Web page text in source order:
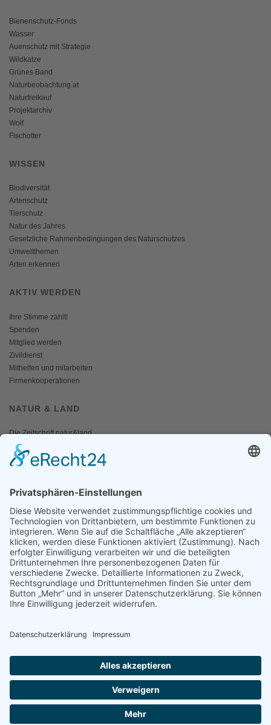
Bienenschutz-Fonds
Wasser
Auenschutz mit Strategie
Wildkatze
Grünes Band
Naturbeobachtung.at
Naturfreikauf
Projektarchiv
Wolf
Fischotter
WISSEN
Biodiversität
Artenschutz
Tierschutz
Natur des Jahres
Gesetzliche Rahmenbedingungen des Naturschutzes
Umweltthemen
Arten erkennen
AKTIV WERDEN
Ihre Stimme zählt!
Spenden
Mitglied werden
Zivildienst
Mithelfen und mitarbeiten
Firmenkooperationen
NATUR & LAND
Die Zeitschrift natur&land
Archiv
Mediadaten
Fotos und Logos
Presseaussendungen
Presse
Presseinformationen abonnieren
ÜBER UNS
Naturschutzbund
Naturschutzjugend
Sponsoren & Partner
Impressum